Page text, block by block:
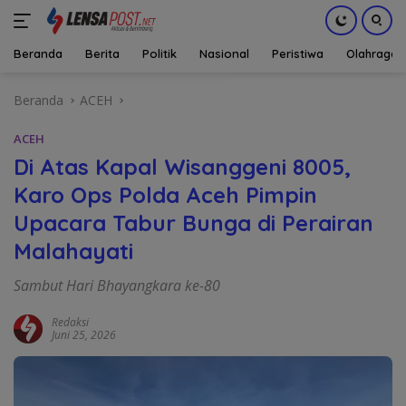
Beranda Berita Politik Nasional Peristiwa Olahraga
Beranda ACEH
ACEH
Di Atas Kapal Wisanggeni 8005,
Karo Ops Polda Aceh Pimpin
Upacara Tabur Bunga di Perairan
Malahayati
Sambut Hari Bhayangkara ke-80
Redaksi
Juni 25, 2026